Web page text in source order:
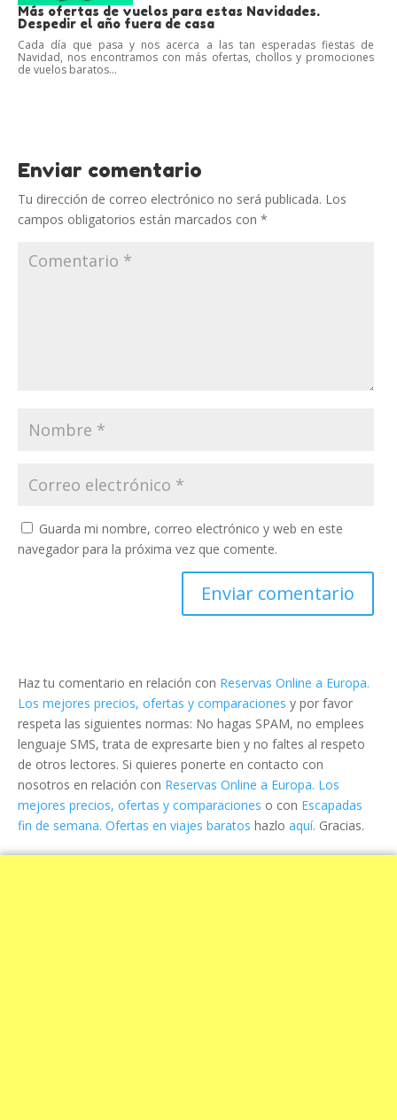
Más ofertas de vuelos para estas Navidades.
Despedir el año fuera de casa
Cada día que pasa y nos acerca a las tan esperadas fiestas de
Navidad, nos encontramos con más ofertas, chollos y promociones
de vuelos baratos...
Enviar comentario
Tu dirección de correo electrónico no será publicada. Los
campos obligatorios están marcados con *
Guarda mi nombre, correo electrónico y web en este
navegador para la próxima vez que comente.
Haz tu comentario en relación con Reservas Online a Europa.
Los mejores precios, ofertas y comparaciones y por favor
respeta las siguientes normas: No hagas SPAM, no emplees
lenguaje SMS, trata de expresarte bien y no faltes al respeto
de otros lectores. Si quieres ponerte en contacto con
nosotros en relación con Reservas Online a Europa. Los
mejores precios, ofertas y comparaciones o con Escapadas
fin de semana. Ofertas en viajes baratos hazlo aquí. Gracias.